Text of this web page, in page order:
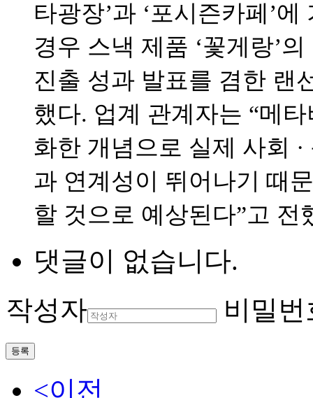
타광장’과 ‘포시즌카페’
경우 스낵 제품 ‘꽃게랑’
진출 성과 발표를 겸한 랜
했다. 업계 관계자는 “메
화한 개념으로 실제 사회
과 연계성이 뛰어나기 때
할 것으로 예상된다”고 전
댓글이 없습니다.
작성자
비밀번
등록
<이전